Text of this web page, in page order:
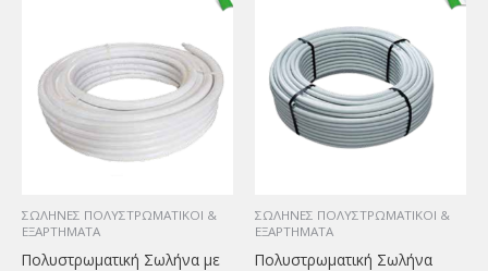
ΣΩΛΗΝΕΣ ΠΟΛΥΣΤΡΩΜΑΤΙΚΟΙ &
ΕΞΑΡΤΗΜΑΤΑ
Πολυστρωματική Σωλήνα με
ΣΩΛΗΝΕΣ ΠΟΛΥΣΤΡΩΜΑΤΙΚΟΙ &
ΕΞΑΡΤΗΜΑΤΑ
Πολυστρωματική Σωλήνα